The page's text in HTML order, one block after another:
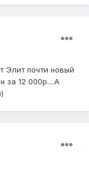
Элит почти новый
за 12 000р....А